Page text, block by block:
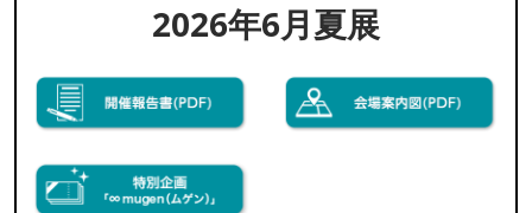
2026年6月夏展